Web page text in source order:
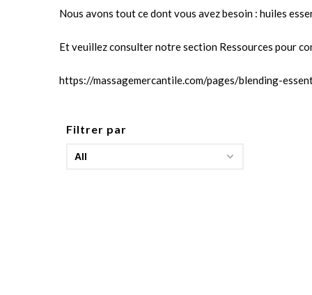
Nous avons tout ce dont vous avez besoin : huiles
Et veuillez consulter notre section Ressources pour
https://massagemercantile.com/pages/blending-
Filtrer par